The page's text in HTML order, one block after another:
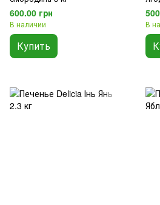
600.00 грн
В наличии
Купить
В